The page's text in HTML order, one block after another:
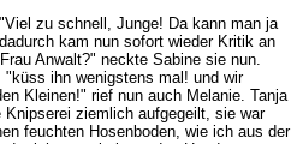
zu schnell, Junge! Da kann man ja
kam nun sofort wieder Kritik an
Anwalt?" neckte Sabine sie nun.
ihn wenigstens mal! und wir
Kleinen!" rief nun auch Melanie. Tanja
ziemlich aufgegeilt, sie war
feuchten Hosenboden, wie ich aus der